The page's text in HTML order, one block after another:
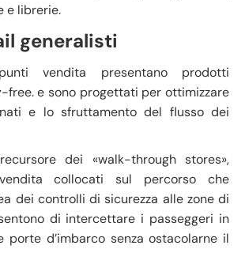
e librerie.
generalisti
vendita presentano prodotti
free. e sono progettati per ottimizzare
e lo sfruttamento del flusso dei
dei «walk-through stores»,
collocati sul percorso che
dei controlli di sicurezza alle zone di
di intercettare i passeggeri in
porte d’imbarco senza ostacolarne il